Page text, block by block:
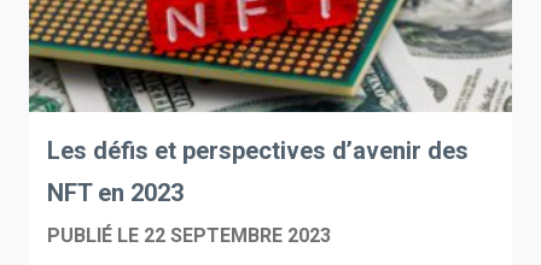
Les défis et perspectives d’avenir des
NFT en 2023
PUBLIÉ LE 22 SEPTEMBRE 2023